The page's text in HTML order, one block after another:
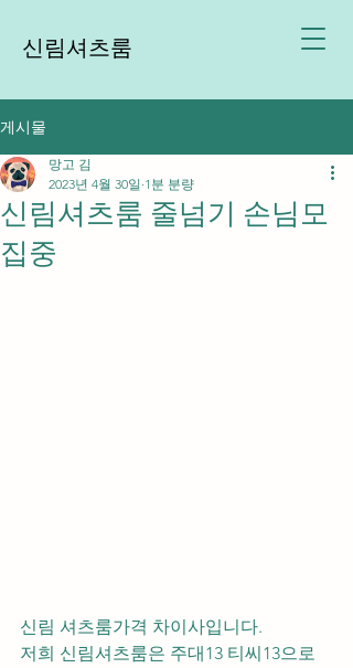
신림셔츠룸
게시물
신림셔츠룸 줄넘기 손님모
집중
망고 김
2023년 4월 30일 1분 분량
신림 셔츠룸가격 차이사입니다.
저희 신림셔츠룸은 주대13 티씨13으로